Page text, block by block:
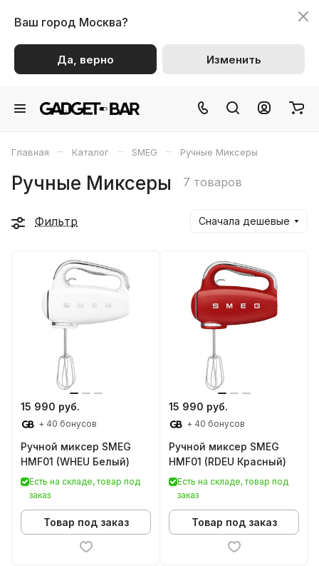
Ваш город Москва?
Да, верно Изменить
Главная – Каталог – SMEG – Ручные Миксеры
Ручные Миксеры 7 товаров
Фильтр Сначала дешевые
15 990 руб.
+ 40 бонусов
Ручной миксер SMEG
HMF01 (WHEU Белый)
Есть на складе, товар под
заказ
Товар под заказ
15 990 руб.
+ 40 бонусов
Ручной миксер SMEG
HMF01 (RDEU Красный)
Есть на складе, товар под
заказ
Товар под заказ